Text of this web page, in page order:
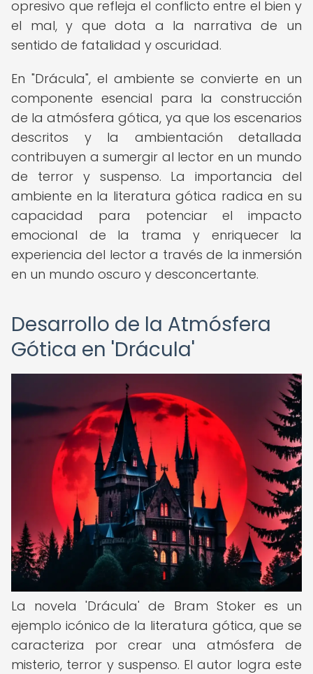
opresivo que refleja el conflicto entre el bien y
el mal, y que dota a la narrativa de un
sentido de fatalidad y oscuridad.
En "Drácula", el ambiente se convierte en un
componente esencial para la construcción
de la atmósfera gótica, ya que los escenarios
descritos y la ambientación detallada
contribuyen a sumergir al lector en un mundo
de terror y suspenso. La importancia del
ambiente en la literatura gótica radica en su
capacidad para potenciar el impacto
emocional de la trama y enriquecer la
experiencia del lector a través de la inmersión
en un mundo oscuro y desconcertante.
Desarrollo de la Atmósfera
Gótica en 'Drácula'
La novela 'Drácula' de Bram Stoker es un
ejemplo icónico de la literatura gótica, que se
caracteriza por crear una atmósfera de
misterio, terror y suspenso. El autor logra este